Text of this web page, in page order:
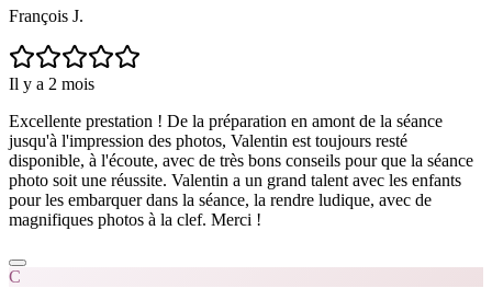
François J.
Il y a 2 mois
Excellente prestation ! De la préparation en amont de la séance
jusqu'à l'impression des photos, Valentin est toujours resté
disponible, à l'écoute, avec de très bons conseils pour que la séance
photo soit une réussite. Valentin a un grand talent avec les enfants
pour les embarquer dans la séance, la rendre ludique, avec de
magnifiques photos à la clef. Merci !
C